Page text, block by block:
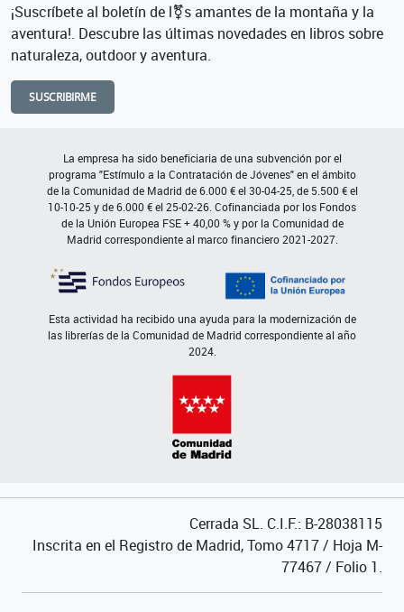
¡Suscríbete al boletín de l⚧s amantes de la montaña y la
aventura!. Descubre las últimas novedades en libros sobre
naturaleza, outdoor y aventura.
SUSCRIBIRME
La empresa ha sido beneficiaria de una subvención por el
programa "Estímulo a la Contratación de Jóvenes" en el ámbito
de la Comunidad de Madrid de 6.000 € el 30-04-25, de 5.500 € el
10-10-25 y de 6.000 € el 25-02-26. Cofinanciada por los Fondos
de la Unión Europea FSE + 40,00 % y por la Comunidad de
Madrid correspondiente al marco financiero 2021-2027.
Esta actividad ha recibido una ayuda para la modernización de
las librerías de la Comunidad de Madrid correspondiente al año
2024.
Cerrada SL. C.I.F.: B-28038115
Inscrita en el Registro de Madrid, Tomo 4717 / Hoja M-
77467 / Folio 1.